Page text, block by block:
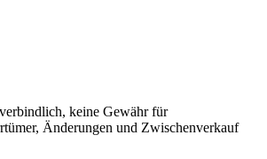
keine Gewähr für
Änderungen und Zwischenverkauf